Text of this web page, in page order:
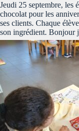
Jeudi 25 septembre, les
chocolat pour les
ses clients. Chaque
son ingrédient. Bonjour